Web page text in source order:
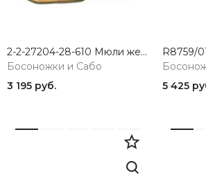
2-2-27204-28-610 Мюли женские Marco Tozzi
Босоножки и Сабо
3 195 руб.
5 425